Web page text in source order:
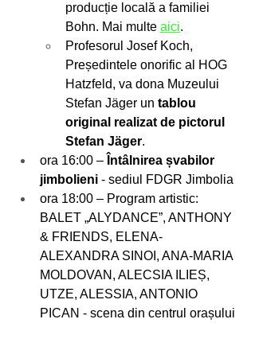
producție locală a familiei
Bohn. Mai multe aici.
Profesorul Josef Koch,
Președintele onorific al HOG
Hatzfeld, va dona Muzeului
Stefan Jäger un tablou
original realizat de pictorul
Stefan Jäger.
ora 16:00 – Întâlnirea șvabilor
jimbolieni - sediul FDGR Jimbolia
ora 18:00 – Program artistic:
BALET „ALYDANCE”, ANTHONY
& FRIENDS, ELENA-
ALEXANDRA SINOI, ANA-MARIA
MOLDOVAN, ALECSIA ILIEȘ,
UTZE, ALESSIA, ANTONIO
PICAN - scena din centrul orașului